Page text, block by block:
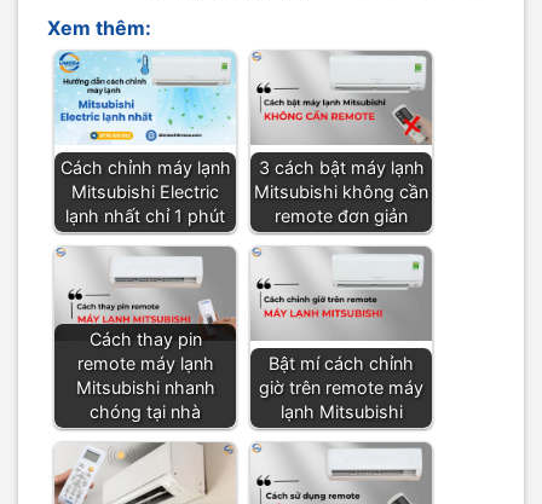
Xem thêm:
Cách chỉnh máy lạnh
Mitsubishi Electric
lạnh nhất chỉ 1 phút
3 cách bật máy lạnh
Mitsubishi không cần
remote đơn giản
Cách thay pin
remote máy lạnh
Mitsubishi nhanh
chóng tại nhà
Bật mí cách chỉnh
giờ trên remote máy
lạnh Mitsubishi